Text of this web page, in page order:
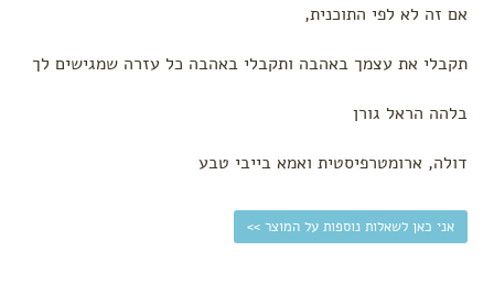
אם זה לא לפי התוכנית,
תקבלי את עצמך באהבה ותקבלי באהבה כל עזרה שמגישים לך
בלהה הראל גורן
דולה, ארומטרפיסטית ואמא בייבי טבע
אני כאן לשאלות נוספות על המוצר >>